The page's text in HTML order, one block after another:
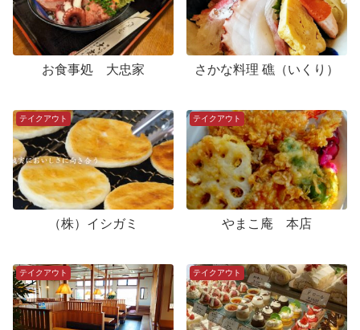
お食事処 大忠家 さかな料理 礁（いくり）
テイクアウト
（株）イシガミ
テイクアウト
やまこ庵 本店
テイクアウト テイクアウト